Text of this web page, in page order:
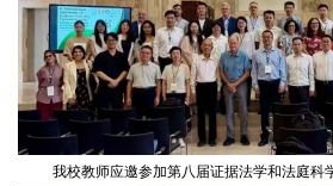
我校教师应邀参加第八届证据法学和法庭科